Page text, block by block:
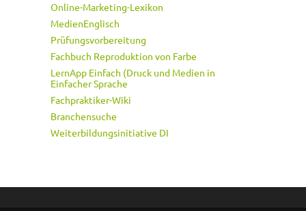
Online-Marketing-Lexikon
MedienEnglisch
Prüfungsvorbereitung
Fachbuch Reproduktion von Farbe
LernApp Einfach (Druck und Medien in
Einfacher Sprache
Fachpraktiker-Wiki
Branchensuche
Weiterbildungsinitiative DI